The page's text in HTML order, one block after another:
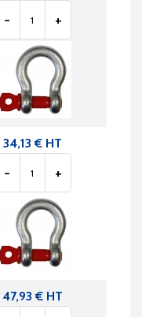
- +
34,13 € HT
- +
47,93 € HT